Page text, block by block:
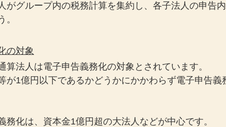
がグループ内の税務計算を集約し、各子法人の申告
。
の対象
算法人は電子申告義務化の対象とされています。
が1億円以下であるかどうかにかかわらず電子申告義
務化は、資本金1億円超の大法人などが中心です。